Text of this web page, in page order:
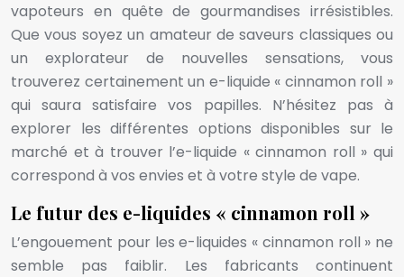
vapoteurs en quête de gourmandises irrésistibles.
Que vous soyez un amateur de saveurs classiques ou
un explorateur de nouvelles sensations, vous
trouverez certainement un e-liquide « cinnamon roll »
qui saura satisfaire vos papilles. N’hésitez pas à
explorer les différentes options disponibles sur le
marché et à trouver l’e-liquide « cinnamon roll » qui
correspond à vos envies et à votre style de vape.
Le futur des e-liquides « cinnamon roll »
L’engouement pour les e-liquides « cinnamon roll » ne
semble pas faiblir. Les fabricants continuent